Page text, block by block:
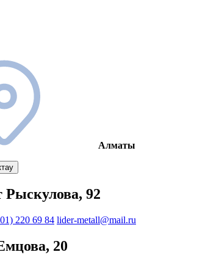
Алматы
92
220 69 84 lider-metall@mail.ru
20